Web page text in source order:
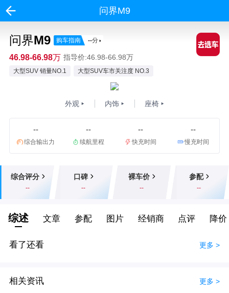
问界M9
问界M9 购车指南 --分
46.98-66.98万 指导价:46.98-66.98万
大型SUV 销量NO.1 大型SUV车市关注度 NO.3
外观 内饰 座椅
--
综合输出力
--
续航里程
--
快充时间
--
慢充时间
综合评分
--
口碑
--
裸车价
--
参配
--
综述 文章 参配 图片 经销商 点评 降价
看了还看 更多 >
相关资讯 更多 >